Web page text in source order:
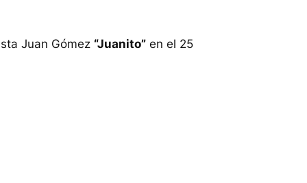
Juan Gómez “Juanito” en el 25